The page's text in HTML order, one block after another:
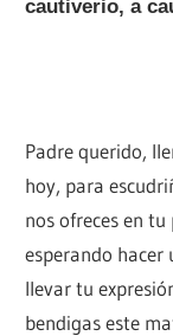
cautiverio, a
Padre querido,
hoy, para
nos ofreces en
esperando hacer
llevar tu
bendigas este